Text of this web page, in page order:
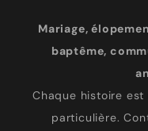
Mariage,
baptême,
Chaque histoire
particulière.